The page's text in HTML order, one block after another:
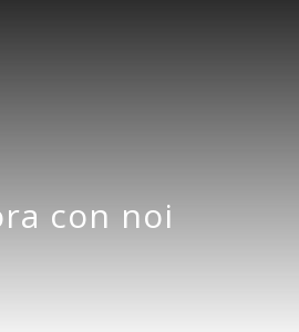
con noi